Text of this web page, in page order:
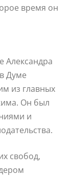
время он
Александра
Думе
из главных
Он был
и
свобод,